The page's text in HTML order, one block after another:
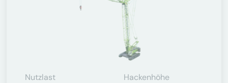
Nutzlast
Hackenhöhe